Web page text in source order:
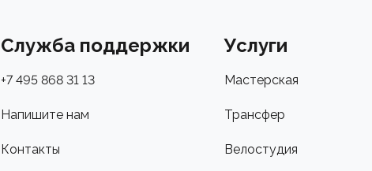
Служба поддержки
+7 495 868 31 13
Напишите нам
Контакты
Услуги
Мастерская
Трансфер
Велостудия